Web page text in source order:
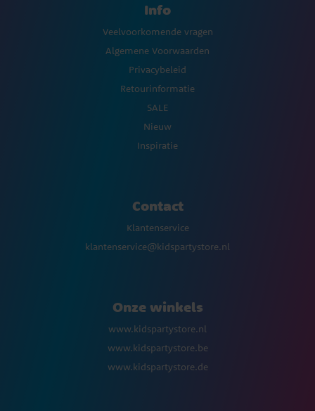
Info
Veelvoorkomende vragen
Algemene Voorwaarden
Privacybeleid
Retourinformatie
SALE
Nieuw
Inspiratie
Contact
Klantenservice
klantenservice@kidspartystore.nl
Onze winkels
www.kidspartystore.nl
www.kidspartystore.be
www.kidspartystore.de